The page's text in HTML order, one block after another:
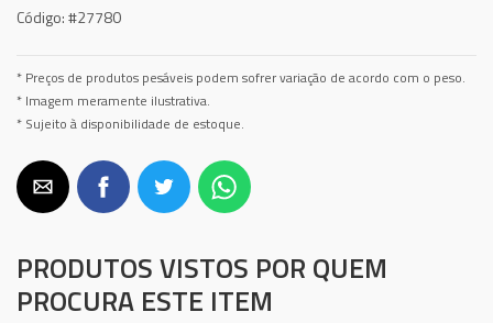
Código:#27780
* Preços de produtos pesáveis podem sofrer variação de acordo com o peso.
* Imagem meramente ilustrativa.
* Sujeito à disponibilidade de estoque.
PRODUTOS VISTOS POR QUEM
PROCURA ESTE ITEM